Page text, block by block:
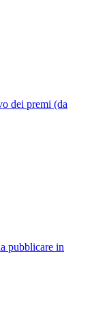
dei premi (da
pubblicare in